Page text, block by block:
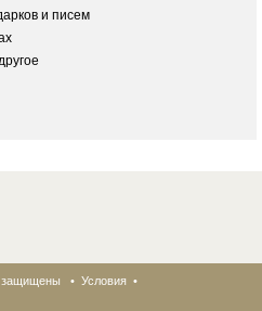
и писем
защищены • Условия •